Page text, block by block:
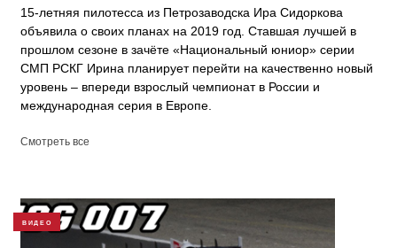
15-летняя пилотесса из Петрозаводска Ира Сидоркова
объявила о своих планах на 2019 год. Ставшая лучшей в
прошлом сезоне в зачёте «Национальный юниор» серии
СМП РСКГ Ирина планирует перейти на качественно новый
уровень – впереди взрослый чемпионат в России и
международная серия в Европе.
Смотреть все
ВИДЕО